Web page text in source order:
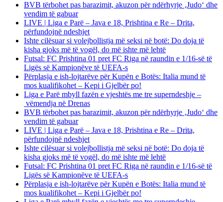
BVB tërbohet pas barazimit, akuzon për ndërhyrje ‚Judo‘ dhe
vendim të gabuar
LIVE | Liga e Parë – Java e 18, Prishtina e Re – Drita,
përfundojnë ndeshjet
Ishte cilësuar si volejbollistja më seksi në botë: Do doja të
kisha gjoks më të vogël, do më ishte më lehtë
Futsal: FC Prishtina 01 pret FC Riga në raundin e 1/16-së të
Ligës së Kampionëve të UEFA-s
Përplasja e ish-lojtarëve për Kupën e Botës: Italia mund të
mos kualifikohet – Kepi i Gjelbër po!
Liga e Parë mbyll fazën e vjeshtës me tre superndeshje –
vëmendja në Drenas
BVB tërbohet pas barazimit, akuzon për ndërhyrje ‚Judo‘ dhe
vendim të gabuar
LIVE | Liga e Parë – Java e 18, Prishtina e Re – Drita,
përfundojnë ndeshjet
Ishte cilësuar si volejbollistja më seksi në botë: Do doja të
kisha gjoks më të vogël, do më ishte më lehtë
Futsal: FC Prishtina 01 pret FC Riga në raundin e 1/16-së të
Ligës së Kampionëve të UEFA-s
Përplasja e ish-lojtarëve për Kupën e Botës: Italia mund të
mos kualifikohet – Kepi i Gjelbër po!